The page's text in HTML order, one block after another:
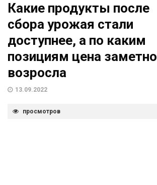
Какие продукты после
сбора урожая стали
доступнее, а по каким
позициям цена заметно
возросла
13.09.2022
просмотров